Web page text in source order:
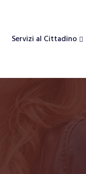
Servizi al Cittadino